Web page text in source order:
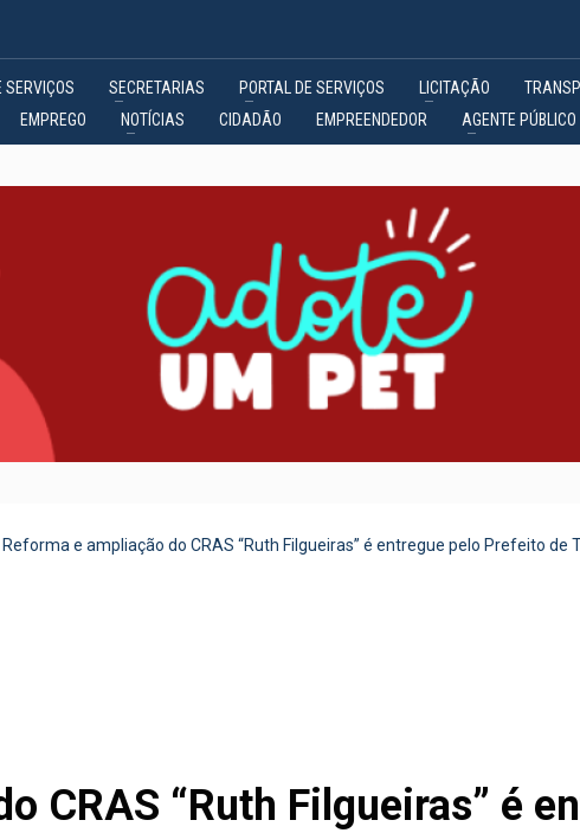
SERVIÇOS SECRETARIAS PORTAL DE SERVIÇOS LICITAÇÃO
EMPREGO NOTÍCIAS CIDADÃO EMPREENDEDOR AGENTE PÚBLICO
Reforma e ampliação do CRAS “Ruth Filgueiras” é entregue pelo Prefeito de
CRAS “Ruth Filgueiras” é